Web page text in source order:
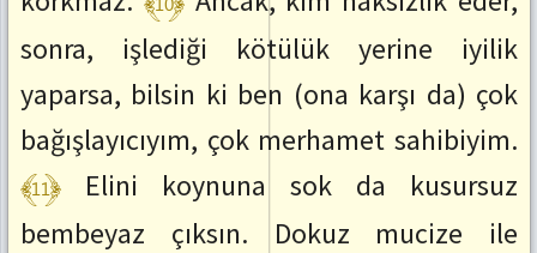
sonra, işlediği kötülük yerine iyilik
yaparsa, bilsin ki ben (ona karşı da) çok
bağışlayıcıyım, çok merhamet sahibiyim.
﴾11﴿
Elini koynuna sok da kusursuz
bembeyaz çıksın. Dokuz mucize ile